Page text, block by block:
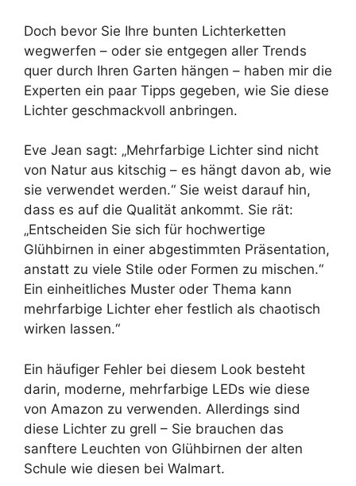
Doch bevor Sie Ihre bunten Lichterketten
wegwerfen – oder sie entgegen aller Trends
quer durch Ihren Garten hängen – haben mir die
Experten ein paar Tipps gegeben, wie Sie diese
Lichter geschmackvoll anbringen.
Eve Jean sagt: „Mehrfarbige Lichter sind nicht
von Natur aus kitschig – es hängt davon ab, wie
sie verwendet werden.“ Sie weist darauf hin,
dass es auf die Qualität ankommt. Sie rät:
„Entscheiden Sie sich für hochwertige
Glühbirnen in einer abgestimmten Präsentation,
anstatt zu viele Stile oder Formen zu mischen.“
Ein einheitliches Muster oder Thema kann
mehrfarbige Lichter eher festlich als chaotisch
wirken lassen.“
Ein häufiger Fehler bei diesem Look besteht
darin, moderne, mehrfarbige LEDs wie diese
von Amazon zu verwenden. Allerdings sind
diese Lichter zu grell – Sie brauchen das
sanftere Leuchten von Glühbirnen der alten
Schule wie diesen bei Walmart.